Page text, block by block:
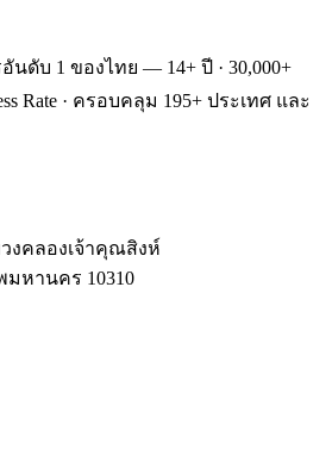
ดับ 1 ของไทย — 14+ ปี · 30,000+
Rate · ครอบคลุม 195+ ประเทศ และ
งคลองเจ้าคุณสิงห์
มหานคร 10310